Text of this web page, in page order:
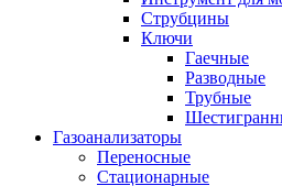
Струбцины
Ключи
Гаечные
Разводные
Трубные
Газоанализаторы
Переносные
Стационарные